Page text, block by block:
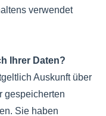
verwendet
Ihrer Daten?
Auskunft über
gespeicherten
Sie haben